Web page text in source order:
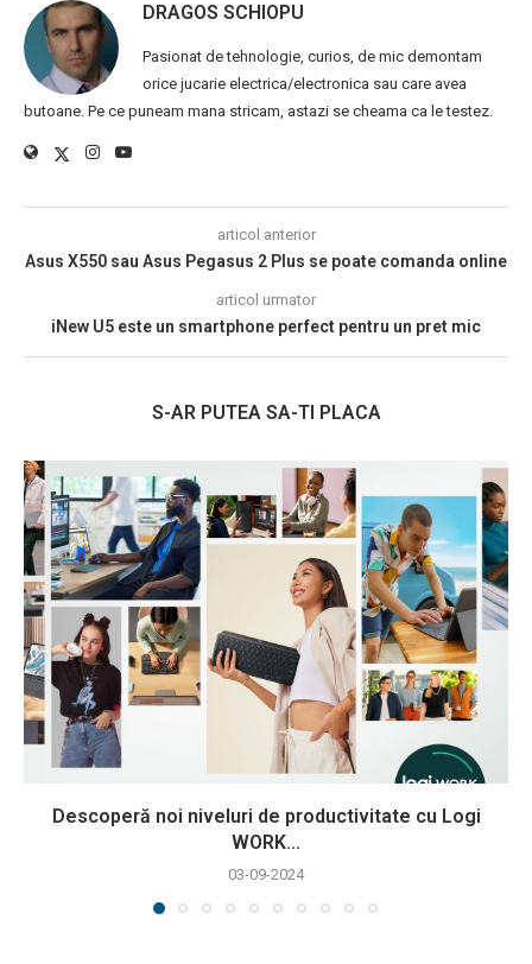
DRAGOS SCHIOPU
Pasionat de tehnologie, curios, de mic demontam
orice jucarie electrica/electronica sau care avea
butoane. Pe ce puneam mana stricam, astazi se cheama ca le testez.
articol anterior
Asus X550 sau Asus Pegasus 2 Plus se poate comanda online
articol urmator
iNew U5 este un smartphone perfect pentru un pret mic
S-AR PUTEA SA-TI PLACA
Descoperă noi niveluri de productivitate cu Logi
WORK...
03-09-2024